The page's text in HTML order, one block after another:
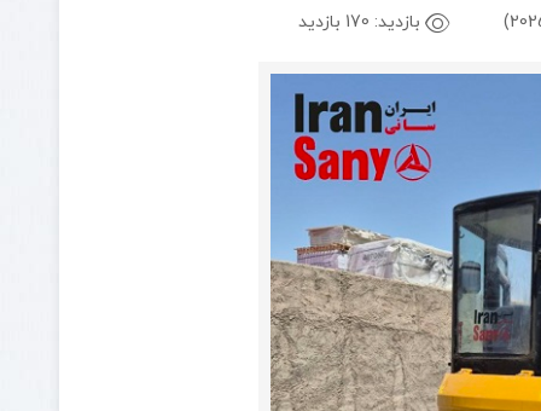
بازدید: 170 بازدید